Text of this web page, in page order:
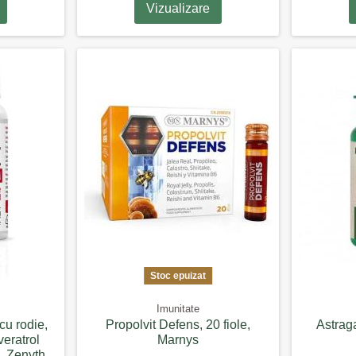
Vizualizare
rodie,
Stoc epuizat
Imunitate
Propolvit Defens, 20 fiole,
Marnys